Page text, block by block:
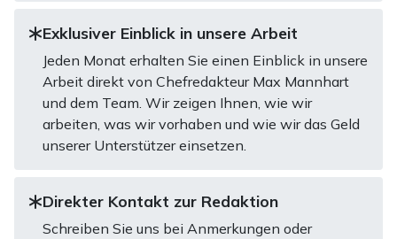
Exklusiver Einblick in unsere Arbeit
Jeden Monat erhalten Sie einen Einblick in unsere
Arbeit direkt von Chefredakteur Max Mannhart
und dem Team. Wir zeigen Ihnen, wie wir
arbeiten, was wir vorhaben und wie wir das Geld
unserer Unterstützer einsetzen.
Direkter Kontakt zur Redaktion
Schreiben Sie uns bei Anmerkungen oder